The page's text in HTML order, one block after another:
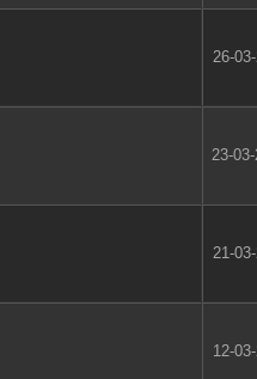
26-
23-
21-
12-